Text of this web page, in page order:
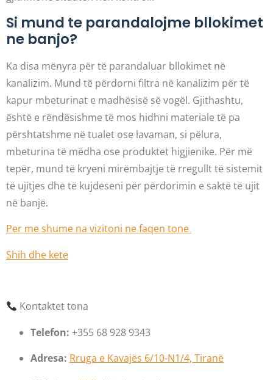
Si mund te parandalojme bllokimet
ne banjo?
Ka disa mënyra për të parandaluar bllokimet në
kanalizim. Mund të përdorni filtra në kanalizim për të
kapur mbeturinat e madhësisë së vogël. Gjithashtu,
është e rëndësishme të mos hidhni materiale të pa
përshtatshme në tualet ose lavaman, si pëlura,
mbeturina të mëdha ose produktet higjienike. Për më
tepër, mund të kryeni mirëmbajtje të rregullt të sistemit
të ujitjes dhe të kujdeseni për përdorimin e saktë të ujit
në banjë.
Per me shume na vizitoni ne faqen tone
Shih dhe kete
Kontaktet tona
Telefon: +355 68 928 9343
Adresa: Rruga e Kavajës 6/10-N1/4, Tiranë